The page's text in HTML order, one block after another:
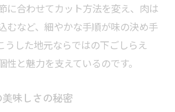
に合わせてカット方法を変え、肉は
むなど、細やかな手順が味の決め手
うした地元ならではの下ごしらえ
性と魅力を支えているのです。
味しさの秘密